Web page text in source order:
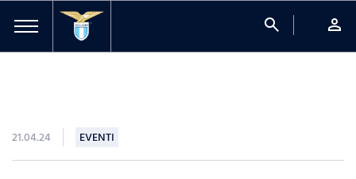
search person
21.04.24 EVENTI